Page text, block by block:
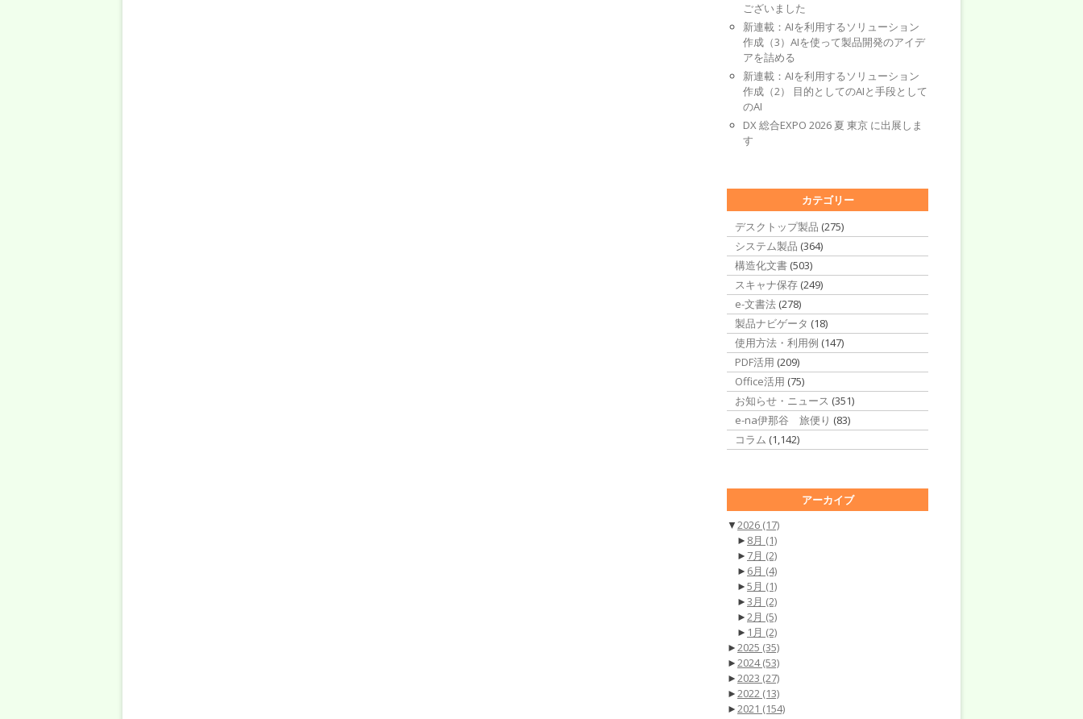
ございました
新連載：AIを利用するソリューション
作成（3）AIを使って製品開発のアイデ
アを詰める
新連載：AIを利用するソリューション
作成（2） 目的としてのAIと手段として
のAI
DX 総合EXPO 2026 夏 東京 に出展しま
す
カテゴリー
デスクトップ製品 (275)
システム製品 (364)
構造化文書 (503)
スキャナ保存 (249)
e-文書法 (278)
製品ナビゲータ (18)
使用方法・利用例 (147)
PDF活用 (209)
Office活用 (75)
お知らせ・ニュース (351)
e-na伊那谷 旅便り (83)
コラム (1,142)
アーカイブ
▼2026 (17)
► 8月 (1)
► 7月 (2)
► 6月 (4)
►5月 (1)
►3月 (2)
►2月 (5)
► 1月 (2)
►2025 (35)
►2024(53)
►2023 (27)
►2022 (13)
►2021 (154)